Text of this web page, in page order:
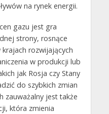
na rynek energii.
gazu jest gra
strony, rosnące
rozwijających
w produkcji lub
jak Rosja czy Stany
do szybkich zmian
zauważalny jest także
która zmienia